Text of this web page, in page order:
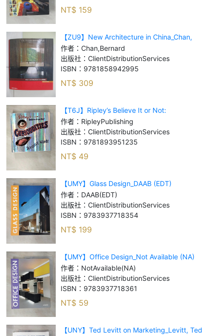
NT$ 159
【ZU9】New Architecture in China_Chan,
Bernard
作者： Chan,Bernard
出版社： ClientDistributionServices
ISBN： 9781858942995
NT$ 309
【T6J】Ripley’s Believe It or Not:
Curioddities_Ripley Publishing
作者： RipleyPublishing
出版社： ClientDistributionServices
ISBN： 9781893951235
NT$ 49
【UMY】Glass Design_DAAB (EDT)
作者： DAAB(EDT)
出版社： ClientDistributionServices
ISBN： 9783937718354
NT$ 199
【UMY】Office Design_Not Available (NA)
作者： NotAvailable(NA)
出版社： ClientDistributionServices
ISBN： 9783937718361
NT$ 59
【UNY】Ted Levitt on Marketing_Levitt, Ted